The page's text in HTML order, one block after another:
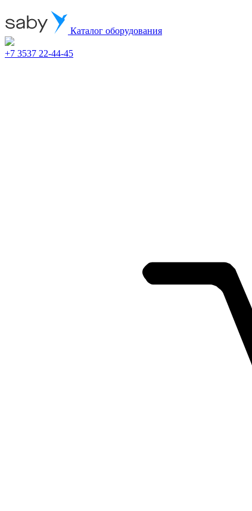
Каталог оборудования
+7 3537 22-44-45